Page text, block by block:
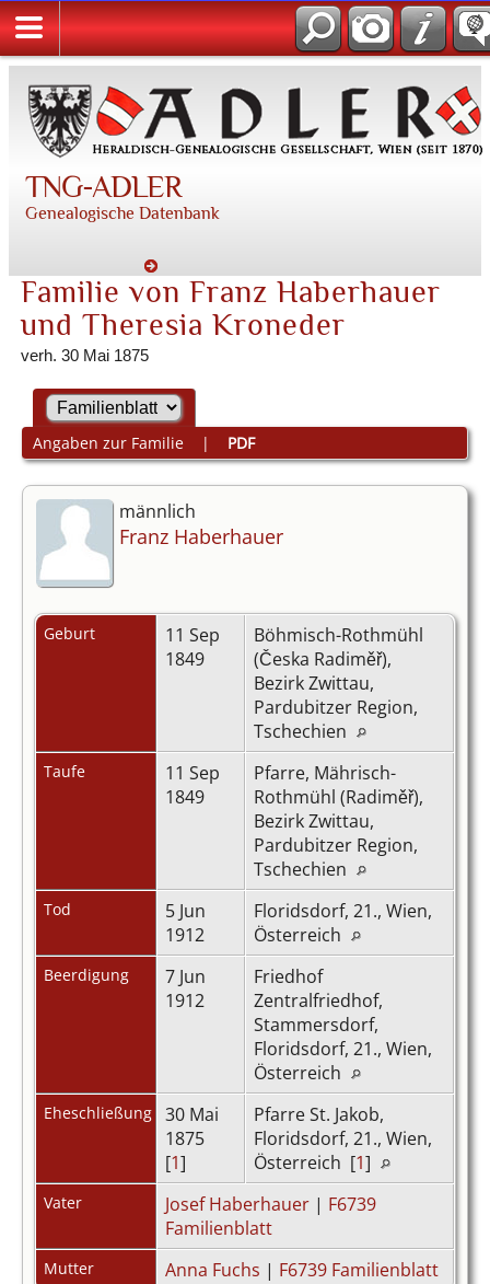
TNG-ADLER
Genealogische Datenbank
Familie von Franz Haberhauer
und Theresia Kroneder
verh. 30 Mai 1875
Angaben zur Familie| PDF
männlich
Franz Haberhauer
Geburt
11 Sep
1849
Böhmisch-Rothmühl
(Česka Radiměř),
Bezirk Zwittau,
Pardubitzer Region,
Tschechien
Taufe
11 Sep
1849
Pfarre, Mährisch-
Rothmühl (Radiměř),
Bezirk Zwittau,
Pardubitzer Region,
Tschechien
Tod
5 Jun
1912
Floridsdorf, 21., Wien,
Österreich
Beerdigung
7 Jun
1912
Friedhof
Zentralfriedhof,
Stammersdorf,
Floridsdorf, 21., Wien,
Österreich
Eheschließung
30 Mai
1875
[1]
Pfarre St. Jakob,
Floridsdorf, 21., Wien,
Österreich [1]
Vater Josef Haberhauer| F6739
Familienblatt
Mutter Anna Fuchs | F6739 Familienblatt